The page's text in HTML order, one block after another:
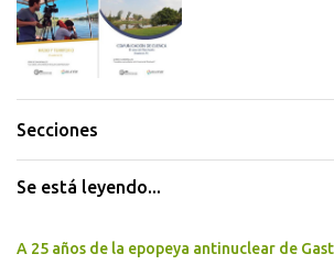
Secciones
Se está leyendo...
A 25 años de la epopeya antinuclear de